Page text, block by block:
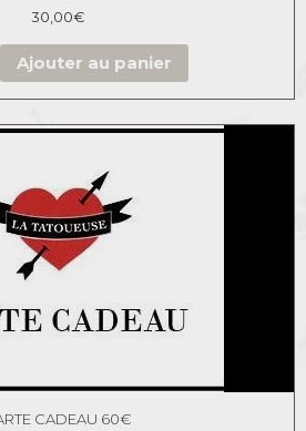
30,00€
Ajouter au panier
CADEAU 60€